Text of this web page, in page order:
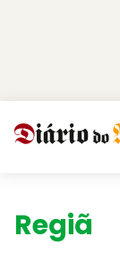
Região.